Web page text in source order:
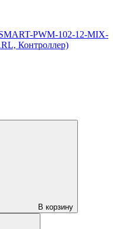
PWM-102-12-MIX-
Контроллер)
В корзину